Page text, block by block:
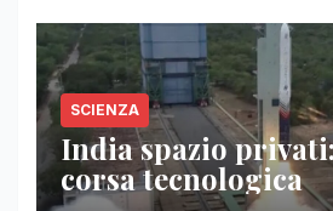
SCIENZA
India spazio
corsa tecnologica